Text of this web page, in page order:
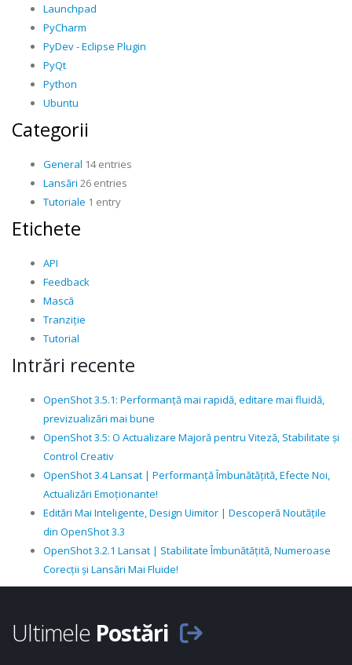
Launchpad
PyCharm
PyDev - Eclipse Plugin
PyQt
Python
Ubuntu
Categorii
General 14 entries
Lansări 26 entries
Tutoriale 1 entry
Etichete
API
Feedback
Mască
Tranziție
Tutorial
Intrări recente
OpenShot 3.5.1: Performanță mai rapidă, editare mai fluidă,
previzualizări mai bune
OpenShot 3.5: O Actualizare Majoră pentru Viteză, Stabilitate și
Control Creativ
OpenShot 3.4 Lansat | Performanță Îmbunătățită, Efecte Noi,
Actualizări Emoționante!
Editări Mai Inteligente, Design Uimitor | Descoperă Noutățile
din OpenShot 3.3
OpenShot 3.2.1 Lansat | Stabilitate Îmbunătățită, Numeroase
Corecții și Lansări Mai Fluide!
Ultimele Postări